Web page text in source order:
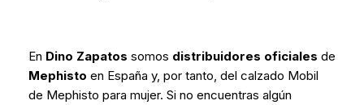
En Dino Zapatos somos distribuidores oficiales de
Mephisto en España y, por tanto, del calzado Mobil
de Mephisto para mujer. Si no encuentras algún